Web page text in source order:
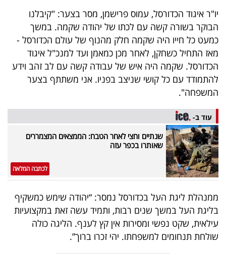
40
UNDER
40
שיתופי
פעולה
דרושים
ניוזלטרים
מייל
אדום
יו"ר איגוד הכדורסל, עמוס פרישמן, מסר בצער: "קיבלנו
הבוקר בשורה קשה עם לכתו של יהודה שקמה. במשך
כמעט כל חייו היה שקמה חלק מהנוף של עולם הכדורסל -
מאז התחיל כשחקן, לאחר מכן כמאמן ועד למנכ"ל איגוד
הכדורסל. שקמה היה איש של עבודה קשה עם לב זהב וידע
להתמודד עם כל קושי שניצב בפניו. אני משתתף בצער
המשפחה".
עוד ב-
שנתיים וחצי לאחר הטבח: הממצאים המצמררים
שאותרו בכפר עזה
לכתבה המלאה
ממנהלת ליגת העל בכדורסל נמסר: “יהודה שימש כמשקיף
בליגת העל במשך שנים רבות, ותמיד עשה זאת במקצועיות
עילאית, שקט נפשי ומסירות אין קץ לענף. הליגה כולה
שולחת תנחומים למשפחתו. יהי זכרו ברוך”.